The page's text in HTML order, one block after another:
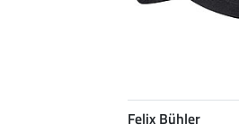
Felix Bühler